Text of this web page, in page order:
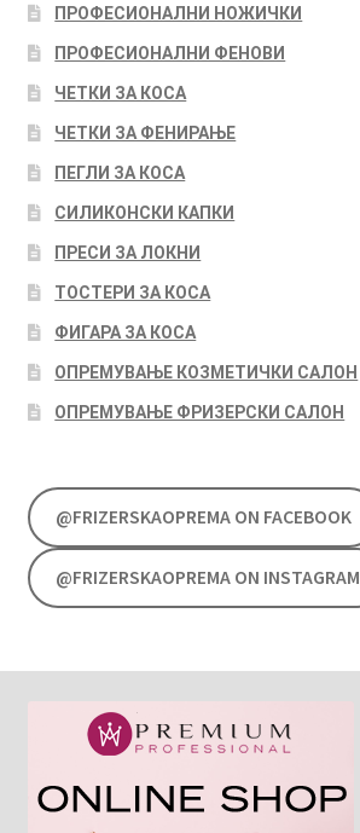
ПРОФЕСИОНАЛНИ НОЖИЧКИ
ПРОФЕСИОНАЛНИ ФЕНОВИ
ЧЕТКИ ЗА КОСА
ЧЕТКИ ЗА ФЕНИРАЊЕ
ПЕГЛИ ЗА КОСА
СИЛИКОНСКИ КАПКИ
ПРЕСИ ЗА ЛОКНИ
ТОСТЕРИ ЗА КОСА
ФИГАРА ЗА КОСА
ОПРЕМУВАЊЕ КОЗМЕТИЧКИ САЛОН
ОПРЕМУВАЊЕ ФРИЗЕРСКИ САЛОН
@FRIZERSKAOPREMA ON FACEBOOK
@FRIZERSKAOPREMA ON INSTAGRAM